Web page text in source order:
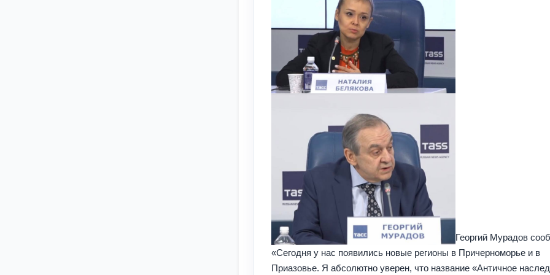
Георгий Мурадов
«Сегодня у нас появились новые регионы в Причерноморье и в
Приазовье. Я абсолютно уверен, что название «Античное